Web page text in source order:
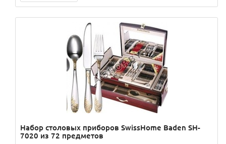
Набор столовых приборов SwissHome Baden SH-
7020 из 72 предметов